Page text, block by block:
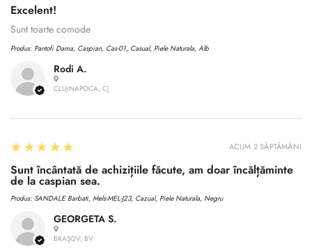
Rodi A.
CLUJ-NAPOCA, CJ
Excelent!
Sunt toarte comode
Produs: Pantofi Dama, Caspian, Cas-01, Casual, Piele Naturala, Alb
GEORGETA S.
BRAȘOV, BV
5
★★★★★
Sunt încântată de achizițiile făcute, am doar încălțăminte
de la caspian sea.
Produs: SANDALE Barbati, Mels-MEL-J23, Cazual, Piele Naturala, Negru
ACUM 2 SĂPTĂMÂNI